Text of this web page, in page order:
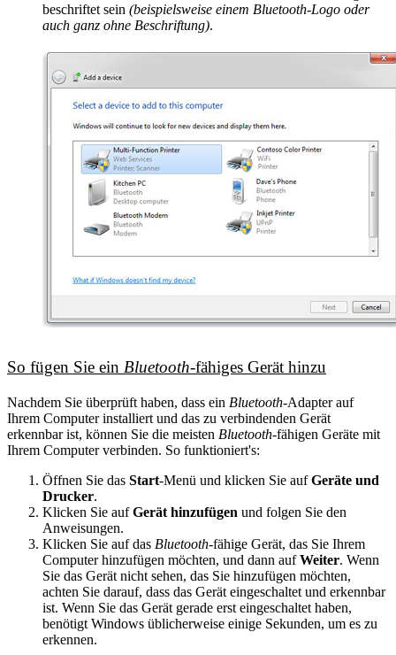
beschriftet sein (beispielsweise einem Bluetooth-Logo oder
auch ganz ohne Beschriftung).
So fügen Sie ein Bluetooth-fähiges Gerät hinzu
Nachdem Sie überprüft haben, dass ein Bluetooth-Adapter auf
Ihrem Computer installiert und das zu verbindenden Gerät
erkennbar ist, können Sie die meisten Bluetooth-fähigen Geräte mit
Ihrem Computer verbinden. So funktioniert's:
Öffnen Sie das Start-Menü und klicken Sie aufGeräte und
Drucker.
Klicken Sie aufGerät hinzufügen und folgen Sie den
Anweisungen.
Klicken Sie auf das Bluetooth-fähige Gerät, das Sie Ihrem
Computer hinzufügen möchten, und dann aufWeiter. Wenn
Sie das Gerät nicht sehen, das Sie hinzufügen möchten,
achten Sie darauf, dass das Gerät eingeschaltet und erkennbar
ist. Wenn Sie das Gerät gerade erst eingeschaltet haben,
benötigt Windows üblicherweise einige Sekunden, um es zu
erkennen.